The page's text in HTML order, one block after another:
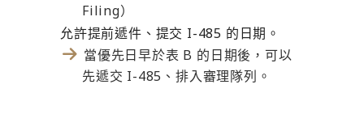
Filing）
允許提前遞件、提交 I-485 的日期。
當優先日早於表 B 的日期後，可以
先遞交 I-485、排入審理隊列。